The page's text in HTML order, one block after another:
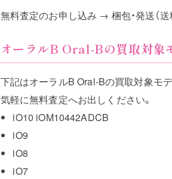
無料査定のお申し込み → 梱包・発送（
オーラルB Oral-Bの買取対象
下記はオーラルB Oral-Bの買取対象モ
気軽に無料査定へお出しください。
iO10 iOM10442ADCB
iO9
iO8
iO7